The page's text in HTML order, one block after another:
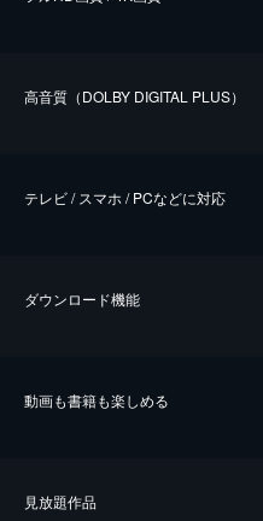
⾼⾳質（DOLBY DIGITAL PLUS）
テレビ / スマホ / PCなどに対応
ダウンロード機能
動画も書籍も楽しめる
⾒放題作品